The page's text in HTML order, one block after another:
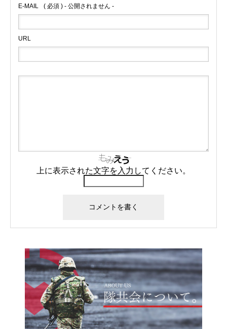
E-MAIL ( 必須 ) - 公開されません -
URL
上に表示された文字を入力してください。